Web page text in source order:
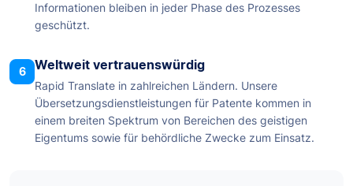
Informationen bleiben in jeder Phase des Prozesses
geschützt.
6 Weltweit vertrauenswürdig
Rapid Translate in zahlreichen Ländern. Unsere
Übersetzungsdienstleistungen für Patente kommen in
einem breiten Spektrum von Bereichen des geistigen
Eigentums sowie für behördliche Zwecke zum Einsatz.